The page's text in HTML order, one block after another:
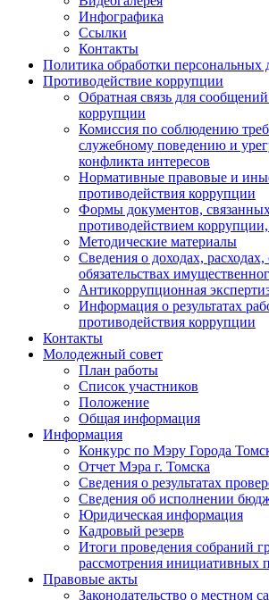
Инфографика
Ссылки
Контакты
Политика обработки персональных
Прoтивoдeйствие кoрpупции
Обратная связь для
коррупции
Комиссия по соблюдению
служебному поведению и
конфликта интересов
Нормативные правовые и
противодействия коррупции
Формы документов,
противодействием
Методические материалы
Сведения о доходах,
обязательствах
Антикоррупционная
Информация о результатах
противодействия коррупции
Контакты
Молодежный совет
План работы
Список участников
Положение
Общая информация
Информация
Конкурс по Мэру Города
Отчет Мэра г. Томска
Сведения о результатах
Сведения об исполнении
Юридическая информация
Кадровый резерв
Итоги проведения собраний
рассмотрения инициативных
Правовые акты
Законодательство о местном